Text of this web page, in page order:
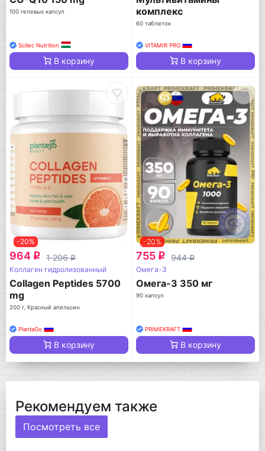
100 гелевых капсул
Scitec Nutrition
В корзину
комплекс
60 таблеток
VITAMIR PRO
В корзину
-20%
964 q 1 206q
Коллаген гидролизованный
Collagen Peptides 5700
mg
200 г, Красный апельсин
PlantaGo
В корзину
-20%
755 q 944q
Омега-3
Омега-3 350 мг
90 капсул
PRIMEKRAFT
В корзину
Рекомендуем также
Посмотреть все